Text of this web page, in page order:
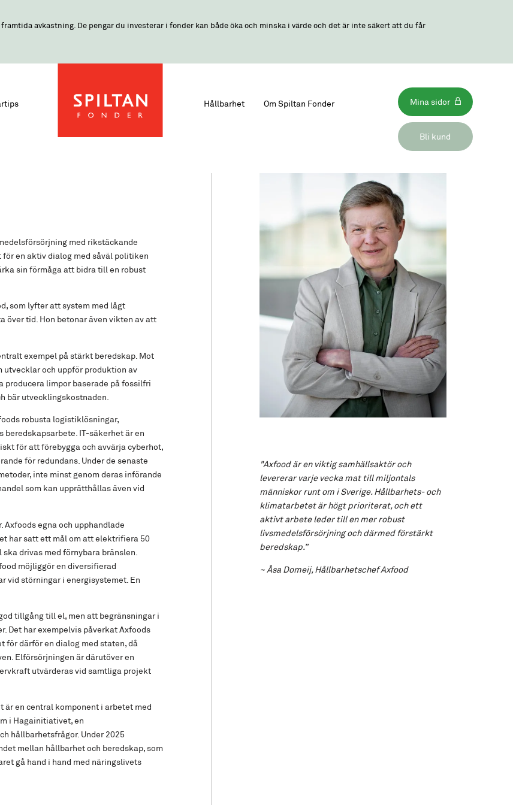
avkastning. De pengar du investerar i fonder kan både öka och minska i värde och det är inte säkert att du får
Bli kund
Mina sidor
Om Spiltan Fonder
Hållbarhet
med rikstäckande
en aktiv dialog med såväl politiken
sin förmåga att bidra till en robust
som lyfter att system med lågt
över tid. Hon betonar även vikten av att
exempel på stärkt beredskap. Mot
utvecklar och uppför produktion av
limpor baserade på fossilfri
bär utvecklingskostnaden.
robusta logistiklösningar,
IT-säkerhet är en
för att förebygga och avvärja cyberhot,
för redundans. Under de senaste
inte minst genom deras införande
som kan upprätthållas även vid
egna och upphandlade
har satt ett mål om att elektrifiera 50
drivas med förnybara bränslen.
möjliggör en diversifierad
vid störningar i energisystemet. En
tillgång till el, men att begränsningar i
Det har exempelvis påverkat Axfoods
därför en dialog med staten, då
Elförsörjningen är därutöver en
utvärderas vid samtliga projekt
en central komponent i arbetet med
i Hagainitiativet, en
hållbarhetsfrågor. Under 2025
mellan hållbarhet och beredskap, som
gå hand i hand med näringslivets
"Axfood är en viktig samhällsaktör och
levererar varje vecka mat till miljontals
människor runt om i Sverige. Hållbarhets- och
klimatarbetet är högt prioriterat, och ett
aktivt arbete leder till en mer robust
livsmedelsförsörjning och därmed förstärkt
beredskap.”
~ Åsa Domeij, Hållbarhetschef Axfood